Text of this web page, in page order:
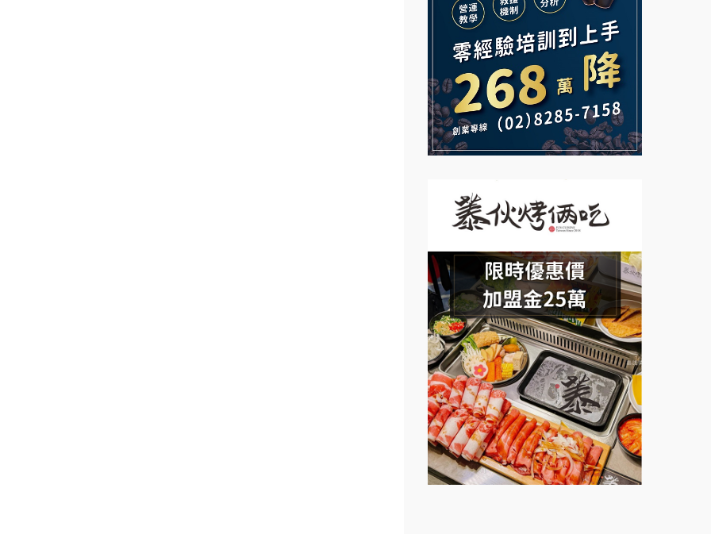
早安山丘加盟說明會
冰封仙果加盟說明會
Ramble Café 漫步藍咖啡加盟
說明會
微風亭鐵板燒加盟說明會
【曉妍美妝】誠徵行政櫃檯
自助洗衣店誠徵代洗收送人員
(台中市)
MUSHEN徵SPA美容芳療師
日十。早午食加盟說明會
拾鑶火鍋加盟說明會
龍涎居好湯加盟說明會
舒油頭加盟說明會
韓金量加盟說明會
義氣豐發雞加盟說明會
白鬍泡泡 BOHO POPO加盟說
雞咕雞咕加盟說明會
TEA TOP加盟說明會
珍好味臭臭鍋加盟說明會
藍象廷泰式火鍋加盟說明會
日十。早午食加盟說明會
上宇林加盟說明會